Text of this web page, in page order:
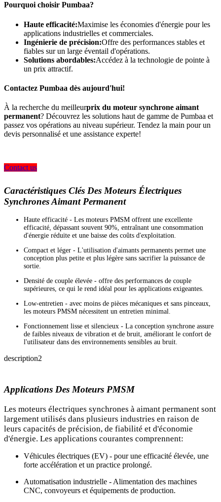
Pourquoi choisir Pumbaa?
Haute efficacité:Maximise les économies d'énergie pour les
applications industrielles et commerciales.
Ingénierie de précision:Offre des performances stables et
fiables sur un large éventail d'opérations.
Solutions abordables:Accédez à la technologie de pointe à
un prix attractif.
Contactez Pumbaa dès aujourd'hui!
À la recherche du meilleurprix du moteur synchrone aimant
permanent? Découvrez les solutions haut de gamme de Pumbaa et
passez vos opérations au niveau supérieur. Tendez la main pour un
devis personnalisé et une assistance experte!
Contact us
Caractéristiques Clés Des Moteurs Électriques
Synchrones Aimant Permanent
Haute efficacité - Les moteurs PMSM offrent une excellente
efficacité, dépassant souvent 90%, entraînant une consommation
d'énergie réduite et une baisse des coûts d'exploitation.
Compact et léger - L'utilisation d'aimants permanents permet une
conception plus petite et plus légère sans sacrifier la puissance de
sortie.
Densité de couple élevée - offre des performances de couple
supérieures, ce qui le rend idéal pour les applications exigeantes.
Low-entretien - avec moins de pièces mécaniques et sans pinceaux,
les moteurs PMSM nécessitent un entretien minimal.
Fonctionnement lisse et silencieux - La conception synchrone assure
de faibles niveaux de vibration et de bruit, améliorant le confort de
l'utilisateur dans des environnements sensibles au bruit.
description2
Applications Des Moteurs PMSM
Les moteurs électriques synchrones à aimant permanent sont
largement utilisés dans plusieurs industries en raison de
leurs capacités de précision, de fiabilité et d'économie
d'énergie. Les applications courantes comprennent:
Véhicules électriques (EV) - pour une efficacité élevée, une
forte accélération et un practice prolongé.
Automatisation industrielle - Alimentation des machines
CNC, convoyeurs et équipements de production.